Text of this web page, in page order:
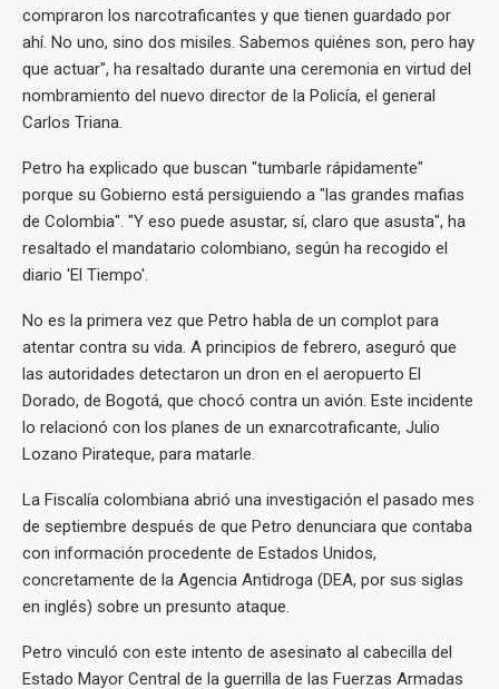
compraron los narcotraficantes y que tienen guardado por
ahí. No uno, sino dos misiles. Sabemos quiénes son, pero hay
que actuar", ha resaltado durante una ceremonia en virtud del
nombramiento del nuevo director de la Policía, el general
Carlos Triana.
Petro ha explicado que buscan "tumbarle rápidamente"
porque su Gobierno está persiguiendo a "las grandes mafias
de Colombia". "Y eso puede asustar, sí, claro que asusta", ha
resaltado el mandatario colombiano, según ha recogido el
diario 'El Tiempo'.
No es la primera vez que Petro habla de un complot para
atentar contra su vida. A principios de febrero, aseguró que
las autoridades detectaron un dron en el aeropuerto El
Dorado, de Bogotá, que chocó contra un avión. Este incidente
lo relacionó con los planes de un exnarcotraficante, Julio
Lozano Pirateque, para matarle.
La Fiscalía colombiana abrió una investigación el pasado mes
de septiembre después de que Petro denunciara que contaba
con información procedente de Estados Unidos,
concretamente de la Agencia Antidroga (DEA, por sus siglas
en inglés) sobre un presunto ataque.
Petro vinculó con este intento de asesinato al cabecilla del
Estado Mayor Central de la guerrilla de las Fuerzas Armadas